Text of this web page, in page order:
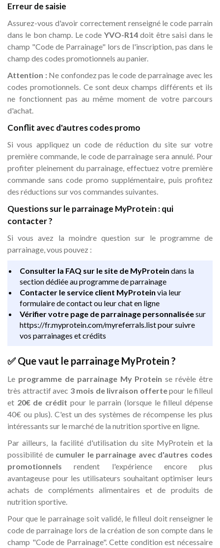
Erreur de saisie
Assurez-vous d'avoir correctement renseigné le code parrain
dans le bon champ. Le code YVO-R14doit être saisi dans le
champ "Code de Parrainage" lors de l'inscription, pas dans le
champ des codes promotionnels au panier.
Attention :Ne confondez pas le code de parrainage avec les
codes promotionnels. Ce sont deux champs différents et ils
ne fonctionnent pas au même moment de votre parcours
d'achat.
Conflit avec d'autres codes promo
Si vous appliquez un code de réduction du site sur votre
première commande, le code de parrainage sera annulé. Pour
profiter pleinement du parrainage, effectuez votre première
commande sans code promo supplémentaire, puis profitez
des réductions sur vos commandes suivantes.
Questions sur le parrainage MyProtein : qui
contacter ?
Si vous avez la moindre question sur le programme de
parrainage, vous pouvez :
Consulter la FAQ sur le site de MyProtein dans la
section dédiée au programme de parrainage
Contacter le service client MyProtein via leur
formulaire de contact ou leur chat en ligne
Vérifier votre page de parrainage personnaliséesur
https://fr.myprotein.com/myreferrals.list pour suivre
vos parrainages et crédits
✅ Que vaut le parrainage MyProtein ?
Le programme de parrainage My Protein se révèle être
très attractif avec 3 mois de livraison offertepour le filleul
et 20€ de crédit pour le parrain (lorsque le filleul dépense
40€ ou plus). C'est un des systèmes de récompense les plus
intéressants sur le marché de la nutrition sportive en ligne.
Par ailleurs, la facilité d'utilisation du site MyProtein et la
possibilité de cumuler le parrainage avec d'autres codes
promotionnels rendent l'expérience encore plus
avantageuse pour les utilisateurs souhaitant optimiser leurs
achats de compléments alimentaires et de produits de
nutrition sportive.
Pour que le parrainage soit validé, le filleul doit renseigner le
code de parrainage lors de la création de son compte dans le
champ "Code de Parrainage". Cette condition est nécessaire